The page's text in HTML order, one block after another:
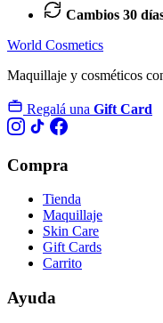
Cambios 30
World Cosmetics
Maquillaje y cosméticos
Regalá una Gift Card
Compra
Tienda
Maquillaje
Skin Care
Gift Cards
Carrito
Ayuda